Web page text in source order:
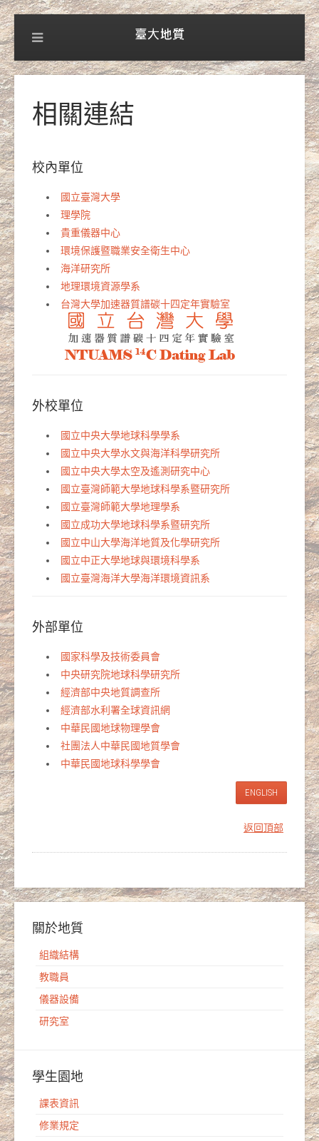
相關連結
校內單位
國立臺灣大學
理學院
貴重儀器中心
環境保護暨職業安全衛生中心
海洋研究所
地理環境資源學系
台灣大學加速器質譜碳十四定年實驗室
外校單位
國立中央大學地球科學學系
國立中央大學水文與海洋科學研究所
國立中央大學太空及遙測研究中心
國立臺灣師範大學地球科學系暨研究所
國立臺灣師範大學地理學系
國立成功大學地球科學系暨研究所
國立中山大學海洋地質及化學研究所
國立中正大學地球與環境科學系
國立臺灣海洋大學海洋環境資訊系
外部單位
國家科學及技術委員會
中央研究院地球科學研究所
經濟部中央地質調查所
經濟部水利署全球資訊網
中華民國地球物理學會
社團法人中華民國地質學會
中華民國地球科學學會
ENGLISH
返回頂部
關於地質
組織結構
教職員
儀器設備
研究室
學生園地
課表資訊
修業規定